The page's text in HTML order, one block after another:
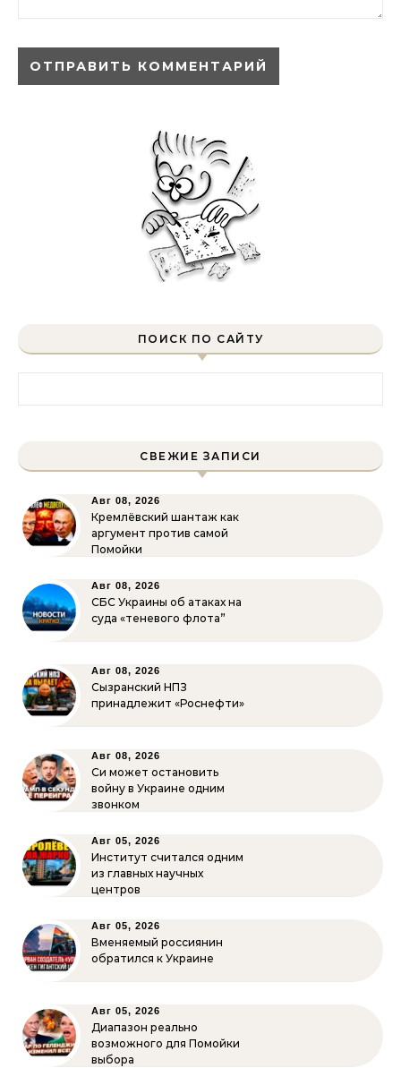
ПОИСК ПО САЙТУ
СВЕЖИЕ ЗАПИСИ
Авг 08, 2026
Кремлёвский шантаж как
аргумент против самой
Помойки
Авг 08, 2026
СБС Украины об атаках на
суда «теневого флота”
Авг 08, 2026
Сызранский НПЗ
принадлежит «Роснефти»
Авг 08, 2026
Си может остановить
войну в Украине одним
звонком
Авг 05, 2026
Институт считался одним
из главных научных
центров
Авг 05, 2026
Вменяемый россиянин
обратился к Украине
Авг 05, 2026
Диапазон реально
возможного для Помойки
выбора